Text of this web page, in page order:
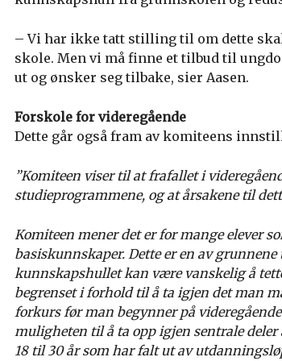
– Vi har ikke tatt stilling til om dette
skole. Men vi må finne et tilbud til
ut og ønsker seg tilbake, sier Aasen.
Forskole for videregående
Dette går også fram av komiteens
”Komiteen viser til at frafallet i
studieprogrammene, og at årsakene til
Komiteen mener det er for mange elever
basiskunnskaper. Dette er en av
kunnskapshullet kan være vanskelig å
begrenset i forhold til å ta igjen det man
forkurs før man begynner på
muligheten til å ta opp igjen sentrale
18 til 30 år som har falt ut av